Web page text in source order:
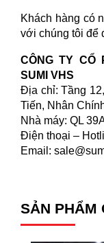
Khách hàng có
với chúng tôi để
CÔNG TY CỔ
SUMI VHS
Địa chỉ: Tầng
Tiến, Nhân
Nhà máy: QL
Điện thoại –
Email:
SẢN PHẨM